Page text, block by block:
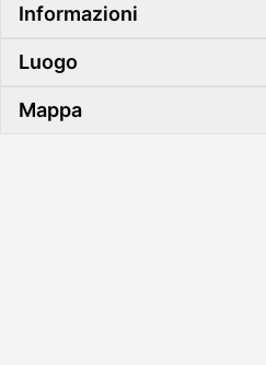
Informazioni
Luogo
Mappa